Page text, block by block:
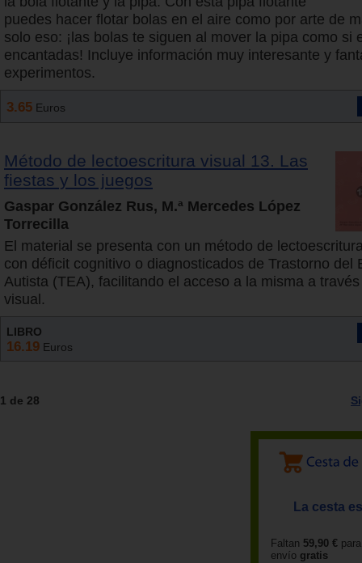
puedes hacer flotar bolas en el aire como por arte de
solo eso: ¡las bolas te siguen al mover la pipa como si
encantadas! Incluye información muy interesante y
experimentos.
3.65 Euros
Método de lectoescritura visual 13. Las
fiestas y los juegos
Gaspar González Rus, M.ª Mercedes López
Torrecilla
El material se presenta con un método de
con déficit cognitivo o diagnosticados de Trastorno del
Autista (TEA), facilitando el acceso a la misma a
visual.
LIBRO
16.19 Euros
1 de 28
La cesta
Faltan 59,90 €
envío gratis